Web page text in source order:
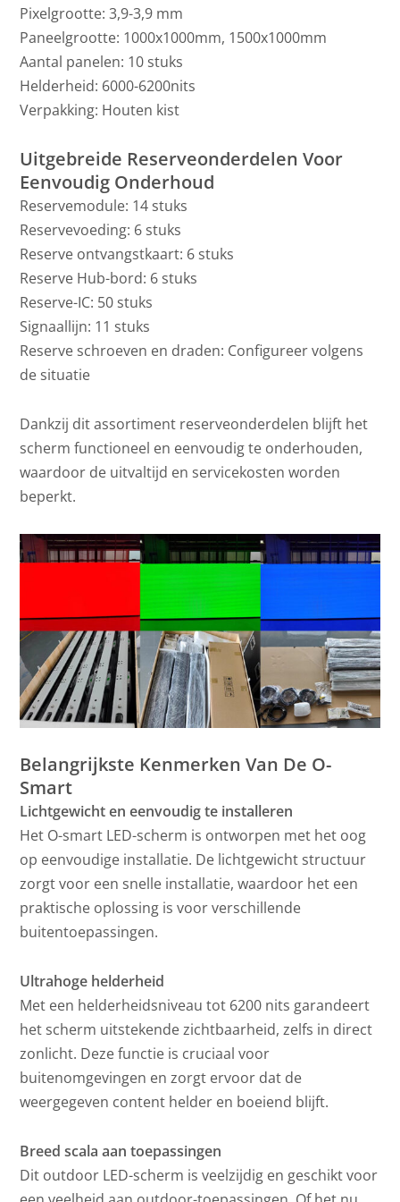
Pixelgrootte: 3,9-3,9 mm
Paneelgrootte: 1000x1000mm, 1500x1000mm
Aantal panelen: 10 stuks
Helderheid: 6000-6200nits
Verpakking: Houten kist
Uitgebreide Reserveonderdelen Voor
Eenvoudig Onderhoud
Reservemodule: 14 stuks
Reservevoeding: 6 stuks
Reserve ontvangstkaart: 6 stuks
Reserve Hub-bord: 6 stuks
Reserve-IC: 50 stuks
Signaallijn: 11 stuks
Reserve schroeven en draden: Configureer volgens
de situatie
Dankzij dit assortiment reserveonderdelen blijft het
scherm functioneel en eenvoudig te onderhouden,
waardoor de uitvaltijd en servicekosten worden
beperkt.
Belangrijkste Kenmerken Van De O-
Smart
Lichtgewicht en eenvoudig te installeren
Het O-smart LED-scherm is ontworpen met het oog
op eenvoudige installatie. De lichtgewicht structuur
zorgt voor een snelle installatie, waardoor het een
praktische oplossing is voor verschillende
buitentoepassingen.
Ultrahoge helderheid
Met een helderheidsniveau tot 6200 nits garandeert
het scherm uitstekende zichtbaarheid, zelfs in direct
zonlicht. Deze functie is cruciaal voor
buitenomgevingen en zorgt ervoor dat de
weergegeven content helder en boeiend blijft.
Breed scala aan toepassingen
Dit outdoor LED-scherm is veelzijdig en geschikt voor